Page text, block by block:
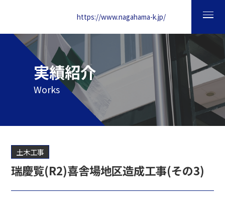
https://www.nagahama-k.jp/
実績紹介
Works
瑞慶覧(R2)喜舎場地区造成工事(その3)
土木工事